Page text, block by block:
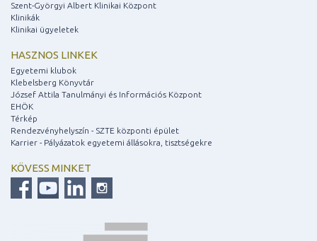
Szent-Györgyi Albert Klinikai Központ
Klinikák
Klinikai ügyeletek
HASZNOS LINKEK
Egyetemi klubok
Klebelsberg Könyvtár
József Attila Tanulmányi és Információs Központ
EHÖK
Térkép
Rendezvényhelyszín - SZTE központi épület
Karrier - Pályázatok egyetemi állásokra, tisztségekre
KÖVESS MINKET